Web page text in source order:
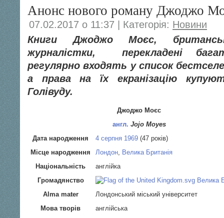
Анонс нового роману Джоджо
07.02.2017 о 11:37 | Категорія: Новини
Книги Джоджо Моєс,
журналістки, перекладені
регулярно входять у список
а права на їх екранізацію
Голівуду.
Джоджо Моєс
англ. Jojo Moyes
Дата народження
4 серпня 1969 (47 років)
Місце народження
Лондон, Велика Британія
Національність
англійка
Громадянство
Велика
Alma mater
Лондонський міський університет
Мова творів
англійська